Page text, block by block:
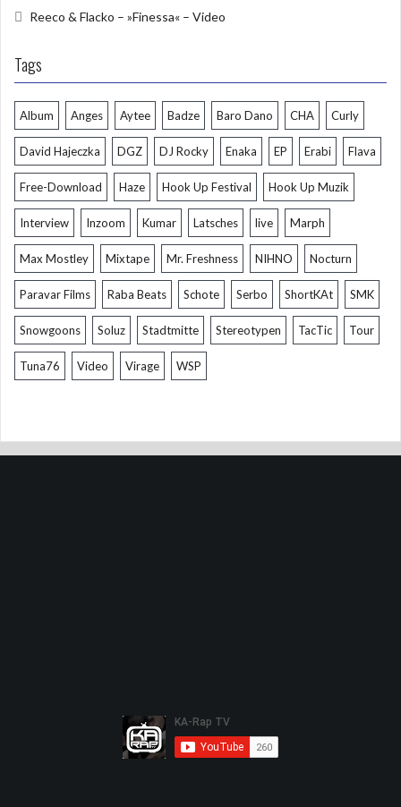
Reeco & Flacko – »Finessa« – Video
Tags
Album Anges Aytee Badze Baro Dano CHA Curly
David Hajeczka DGZ DJ Rocky Enaka EP Erabi Flava
Free-Download Haze Hook Up Festival Hook Up Muzik
Interview Inzoom Kumar Latsches live Marph
Max Mostley Mixtape Mr. Freshness NIHNO Nocturn
Paravar Films Raba Beats Schote Serbo ShortKAt SMK
Snowgoons Soluz Stadtmitte Stereotypen TacTic Tour
Tuna76 Video Virage WSP